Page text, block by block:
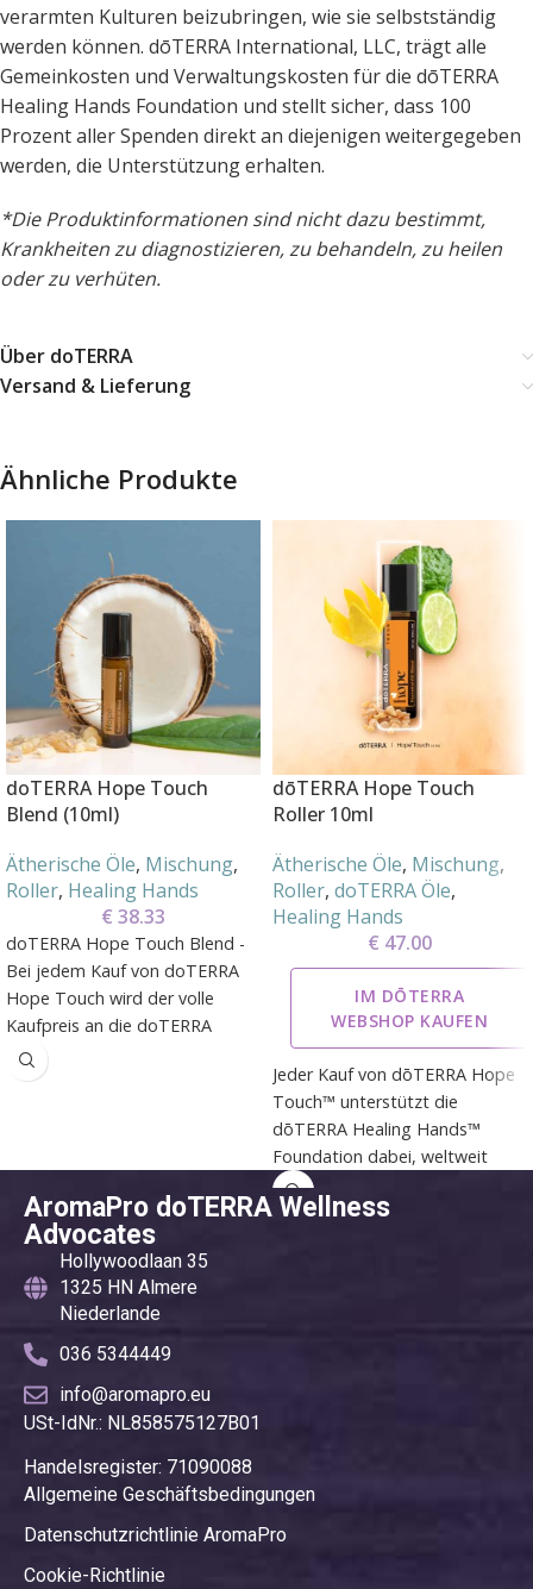
verarmten Kulturen beizubringen, wie sie selbstständig
werden können. dōTERRA International, LLC, trägt alle
Gemeinkosten und Verwaltungskosten für die dōTERRA
Healing Hands Foundation und stellt sicher, dass 100
Prozent aller Spenden direkt an diejenigen weitergegeben
werden, die Unterstützung erhalten.
*Die Produktinformationen sind nicht dazu bestimmt,
Krankheiten zu diagnostizieren, zu behandeln, zu heilen
oder zu verhüten.
Über doTERRA
Versand & Lieferung
Ähnliche Produkte
doTERRA Hope Touch
Blend (10ml)
Ätherische Öle, Mischung,
Roller, Healing Hands
€ 38.33
doTERRA Hope Touch Blend -
Bei jedem Kauf von doTERRA
Hope Touch wird der volle
Kaufpreis an die doTERRA
Healing Hands Foundation™*
gespendet, die Bemühungen
dōTERRA Hope Touch
Roller 10ml
Ätherische Öle, Mischung,
Roller, doTERRA Öle,
Healing Hands
€ 47.00
IM DŌTERRA
WEBSHOP KAUFEN
Jeder Kauf von dōTERRA Hope
Touch™ unterstützt die
dōTERRA Healing Hands™
Foundation dabei, weltweit
einen positiven Einfluss zu
machen. Eine kraftvolle
AromaPro doTERRA Wellness
Advocates
Hollywoodlaan 35
1325 HN Almere
Niederlande
036 5344449
info@aromapro.eu
USt-IdNr.: NL858575127B01
Handelsregister: 71090088
Allgemeine Geschäftsbedingungen
Datenschutzrichtlinie AromaPro
Cookie-Richtlinie